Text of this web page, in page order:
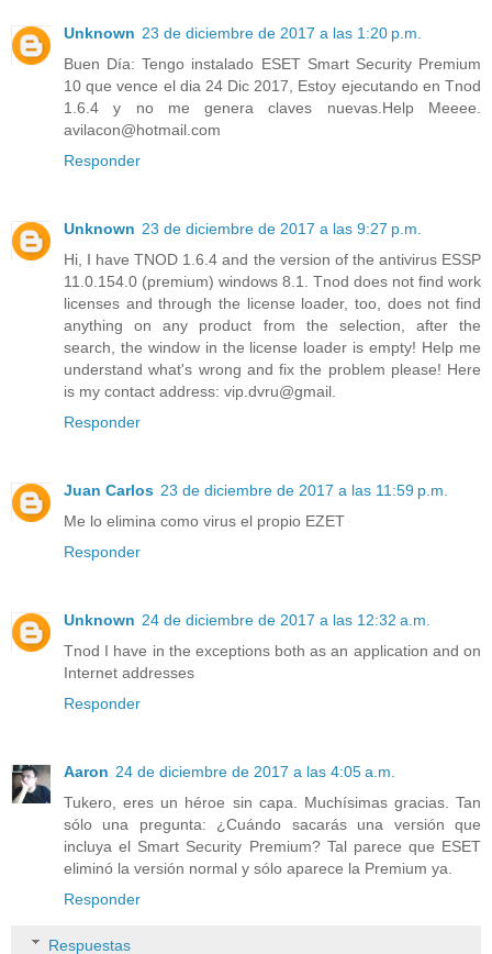
Unknown 23 de diciembre de 2017 a las 1:20 p.m.
Buen Día: Tengo instalado ESET Smart Security Premium
10 que vence el dia 24 Dic 2017, Estoy ejecutando en Tnod
1.6.4 y no me genera claves nuevas.Help Meeee.
avilacon@hotmail.com
Responder
Unknown 23 de diciembre de 2017 a las 9:27 p.m.
Hi, I have TNOD 1.6.4 and the version of the antivirus ESSP
11.0.154.0 (premium) windows 8.1. Tnod does not find work
licenses and through the license loader, too, does not find
anything on any product from the selection, after the
search, the window in the license loader is empty! Help me
understand what's wrong and fix the problem please! Here
is my contact address: vip.dvru@gmail.
Responder
Juan Carlos 23 de diciembre de 2017 a las 11:59 p.m.
Me lo elimina como virus el propio EZET
Responder
Unknown 24 de diciembre de 2017 a las 12:32 a.m.
Tnod I have in the exceptions both as an application and on
Internet addresses
Responder
Aaron 24 de diciembre de 2017 a las 4:05 a.m.
Tukero, eres un héroe sin capa. Muchísimas gracias. Tan
sólo una pregunta: ¿Cuándo sacarás una versión que
incluya el Smart Security Premium? Tal parece que ESET
eliminó la versión normal y sólo aparece la Premium ya.
Responder
Respuestas